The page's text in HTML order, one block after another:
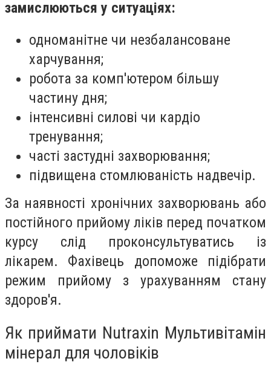
замислюються у ситуаціях:
одноманітне чи незбалансоване
харчування;
робота за комп'ютером більшу
частину дня;
інтенсивні силові чи кардіо
тренування;
часті застудні захворювання;
підвищена стомлюваність надвечір.
За наявності хронічних захворювань або
постійного прийому ліків перед початком
курсу слід проконсультуватись із
лікарем. Фахівець допоможе підібрати
режим прийому з урахуванням стану
здоров'я.
Як приймати Nutraxin Мультивітамін
мінерал для чоловіків